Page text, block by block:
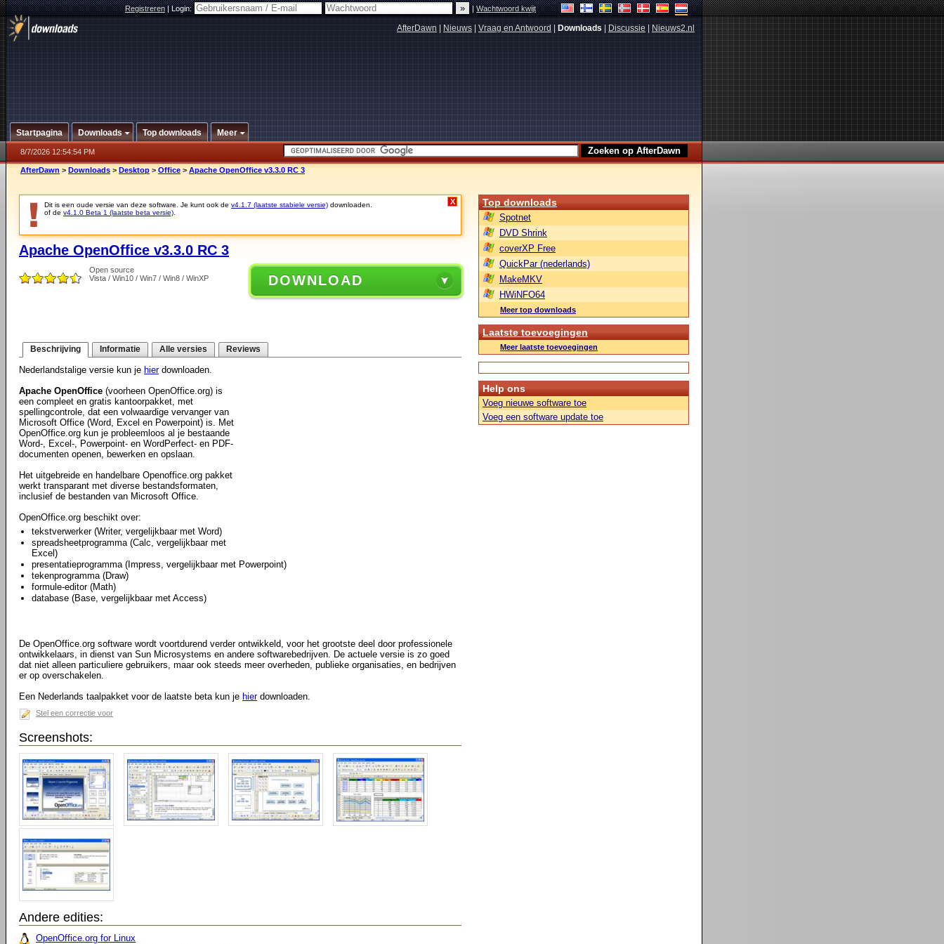
Registreren|Login: |Wachtwoord kwijt
AfterDawn Nieuws Vraag en Antwoord Downloads Discussie Nieuws2.nl
Startpagina Downloads Top downloads Meer
8/7/2026 12:54:54 PM
AfterDawn > Downloads > Desktop > Office > Apache OpenOffice v3.3.0 RC 3
Dit is een oude versie van deze software. Je kunt ook de v4.1.7 (laatste stabiele versie) downloaden.
of de v4.1.0 Beta 1 (laatste beta versie)
X
Apache OpenOffice v3.3.0 RC 3
Open source
Vista / Win10 / Win7 / Win8 / WinXP
DOWNLOAD
Beschrijving Informatie Alle versies Reviews
Nederlandstalige versie kun je hierdownloaden.
Apache OpenOffice (voorheen OpenOffice.org) is
een compleet en gratis kantoorpakket, met
spellingcontrole, dat een volwaardige vervanger van
Microsoft Office (Word, Excel en Powerpoint) is. Met
OpenOffice.org kun je probleemloos al je bestaande
Word-, Excel-, Powerpoint- en WordPerfect- en PDF-
documenten openen, bewerken en opslaan.
Het uitgebreide en handelbare Openoffice.org pakket
werkt transparant met diverse bestandsformaten,
inclusief de bestanden van Microsoft Office.
OpenOffice.org beschikt over:
tekstverwerker (Writer, vergelijkbaar met Word)
spreadsheetprogramma (Calc, vergelijkbaar met
Excel)
presentatieprogramma (Impress, vergelijkbaar met Powerpoint)
tekenprogramma (Draw)
formule-editor (Math)
database (Base, vergelijkbaar met Access)
De OpenOffice.org software wordt voortdurend verder ontwikkeld, voor het grootste deel door professionele
ontwikkelaars, in dienst van Sun Microsystems en andere softwarebedrijven. De actuele versie is zo goed
dat niet alleen particuliere gebruikers, maar ook steeds meer overheden, publieke organisaties, en bedrijven
er op overschakelen.
Een Nederlands taalpakket voor de laatste beta kun je hierdownloaden.
Stel een correctie voor
Screenshots:
Andere edities:
OpenOffice.org for Linux
Top downloads
Spotnet
DVD Shrink
coverXP Free
QuickPar (nederlands)
MakeMKV
HWiNFO64
Meer top downloads
Laatste toevoegingen
Meer laatste toevoegingen
Help ons
Voeg nieuwe software toe
Voeg een software update toe